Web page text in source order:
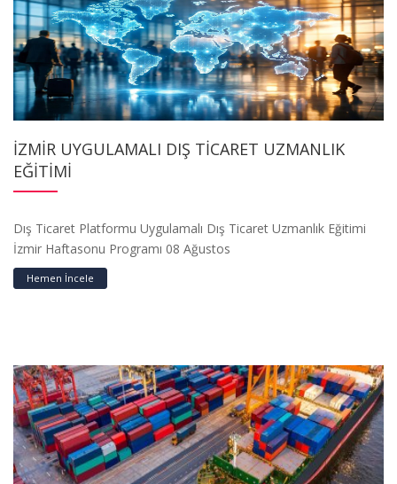
İZMİR UYGULAMALI DIŞ TİCARET UZMANLIK
EĞİTİMİ
Dış Ticaret Platformu Uygulamalı Dış Ticaret Uzmanlık Eğitimi
İzmir Haftasonu Programı 08 Ağustos
Hemen İncele